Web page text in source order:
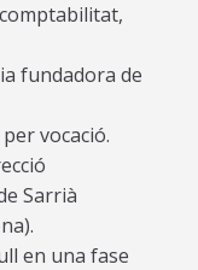
fundadora de
vocació.
Sarrià
en una fase